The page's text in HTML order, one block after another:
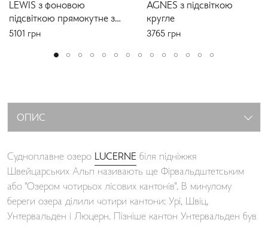
LEWIS з фоновою
підсвіткою прямокутне з
заокругленими кутами
5101 грн
AGNES з підсвіткою
кругле
3765 грн
ОПИС
Судноплавне озеро LUCERNE біля підніжжя
Швейцарських Альп називають ще Фірвальдштетським
або "Озером чотирьох лісових кантонів". В минулому
береги озера ділили чотири кантони: Урі, Швіц,
Унтервальден і Люцерн. Пізніше кантон Унтервальден був